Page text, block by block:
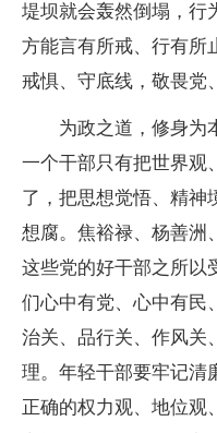
堤坝就会轰然倒塌，行
方能言有所戒、行有所
戒惧、守底线，敬畏党
为政之道，修身为本
一个干部只有把世界观
了，把思想觉悟、精神
想腐。焦裕禄、杨善
这些党的好干部之所以
们心中有党、心中有民
治关、品行关、作风关
理。年轻干部要牢记清
正确的权力观、地位观